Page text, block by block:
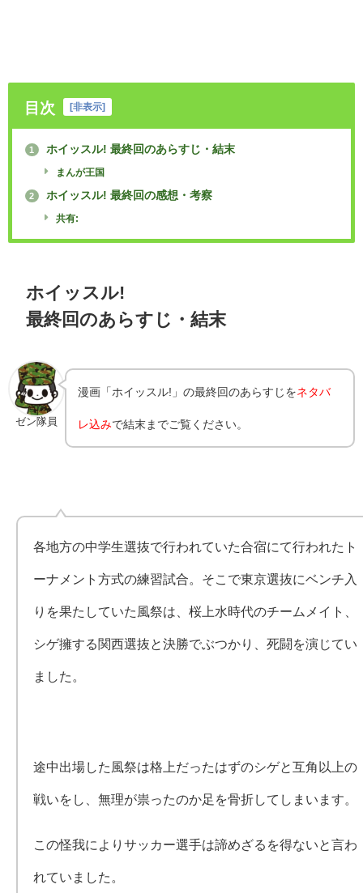
目次 [非表示]
1 ホイッスル! 最終回のあらすじ・結末
まんが王国
2 ホイッスル! 最終回の感想・考察
共有:
ホイッスル!
最終回のあらすじ・結末
ゼン隊員
漫画「ホイッスル!」の最終回のあらすじをネタバ
レ込みで結末までご覧ください。
各地方の中学生選抜で行われていた合宿にて行われたト
ーナメント方式の練習試合。そこで東京選抜にベンチ入
りを果たしていた風祭は、桜上水時代のチームメイト、
シゲ擁する関西選抜と決勝でぶつかり、死闘を演じてい
ました。
途中出場した風祭は格上だったはずのシゲと互角以上の
戦いをし、無理が祟ったのか足を骨折してしまいます。
この怪我によりサッカー選手は諦めざるを得ないと言わ
れていました。